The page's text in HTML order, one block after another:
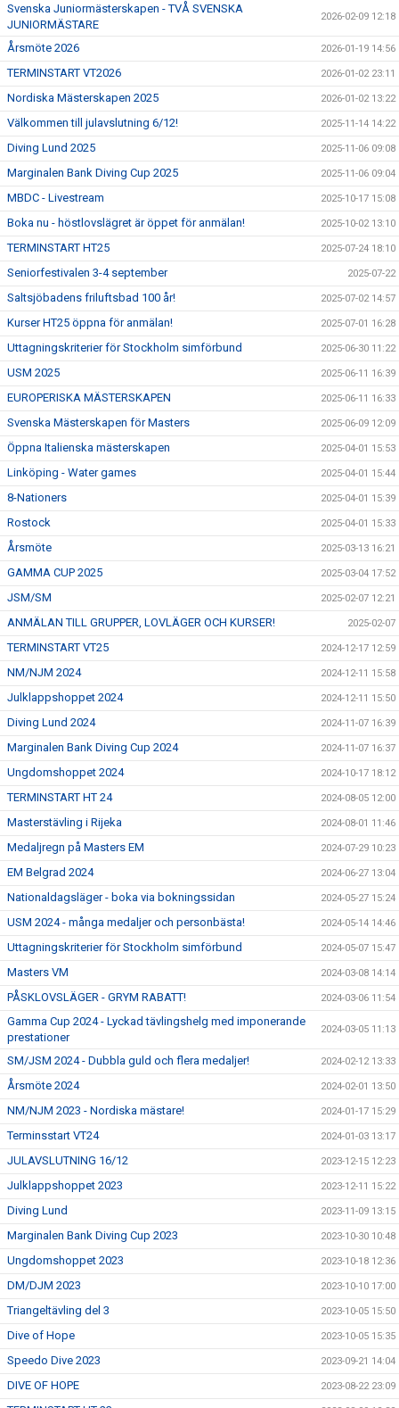
Svenska Juniormästerskapen - TVÅ SVENSKA
JUNIORMÄSTARE
2026-02-09 12:18
Årsmöte 2026 2026-01-19 14:56
TERMINSTART VT2026 2026-01-02 23:11
Nordiska Mästerskapen 2025 2026-01-02 13:22
Välkommen till julavslutning 6/12! 2025-11-14 14:22
Diving Lund 2025 2025-11-06 09:08
Marginalen Bank Diving Cup 2025 2025-11-06 09:04
MBDC - Livestream 2025-10-17 15:08
Boka nu - höstlovslägret är öppet för anmälan! 2025-10-02 13:10
TERMINSTART HT25 2025-07-24 18:10
Seniorfestivalen 3-4 september 2025-07-22
Saltsjöbadens friluftsbad 100 år! 2025-07-02 14:57
Kurser HT25 öppna för anmälan! 2025-07-01 16:28
Uttagningskriterier för Stockholm simförbund 2025-06-30 11:22
USM 2025 2025-06-11 16:39
EUROPERISKA MÄSTERSKAPEN 2025-06-11 16:33
Svenska Mästerskapen för Masters 2025-06-09 12:09
Öppna Italienska mästerskapen 2025-04-01 15:53
Linköping - Water games 2025-04-01 15:44
8-Nationers 2025-04-01 15:39
Rostock 2025-04-01 15:33
Årsmöte 2025-03-13 16:21
GAMMA CUP 2025 2025-03-04 17:52
JSM/SM 2025-02-07 12:21
ANMÄLAN TILL GRUPPER, LOVLÄGER OCH KURSER! 2025-02-07
TERMINSTART VT25 2024-12-17 12:59
NM/NJM 2024 2024-12-11 15:58
Julklappshoppet 2024 2024-12-11 15:50
Diving Lund 2024 2024-11-07 16:39
Marginalen Bank Diving Cup 2024 2024-11-07 16:37
Ungdomshoppet 2024 2024-10-17 18:12
TERMINSTART HT 24 2024-08-05 12:00
Masterstävling i Rijeka 2024-08-01 11:46
Medaljregn på Masters EM 2024-07-29 10:23
EM Belgrad 2024 2024-06-27 13:04
Nationaldagsläger - boka via bokningssidan 2024-05-27 15:24
USM 2024 - många medaljer och personbästa! 2024-05-14 14:46
Uttagningskriterier för Stockholm simförbund 2024-05-07 15:47
Masters VM 2024-03-08 14:14
PÅSKLOVSLÄGER - GRYM RABATT! 2024-03-06 11:54
Gamma Cup 2024 - Lyckad tävlingshelg med imponerande
prestationer
2024-03-05 11:13
SM/JSM 2024 - Dubbla guld och flera medaljer! 2024-02-12 13:33
Årsmöte 2024 2024-02-01 13:50
NM/NJM 2023 - Nordiska mästare! 2024-01-17 15:29
Terminsstart VT24 2024-01-03 13:17
JULAVSLUTNING 16/12 2023-12-15 12:23
Julklappshoppet 2023 2023-12-11 15:22
Diving Lund 2023-11-09 13:15
Marginalen Bank Diving Cup 2023 2023-10-30 10:48
Ungdomshoppet 2023 2023-10-18 12:36
DM/DJM 2023 2023-10-10 17:00
Triangeltävling del 3 2023-10-05 15:50
Dive of Hope 2023-10-05 15:35
Speedo Dive 2023 2023-09-21 14:04
DIVE OF HOPE 2023-08-22 23:09